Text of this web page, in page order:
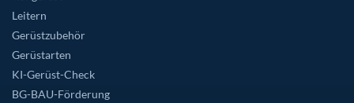
Leitern
Gerüstzubehör
Gerüstarten
KI-Gerüst-Check
BG-BAU-Förderung